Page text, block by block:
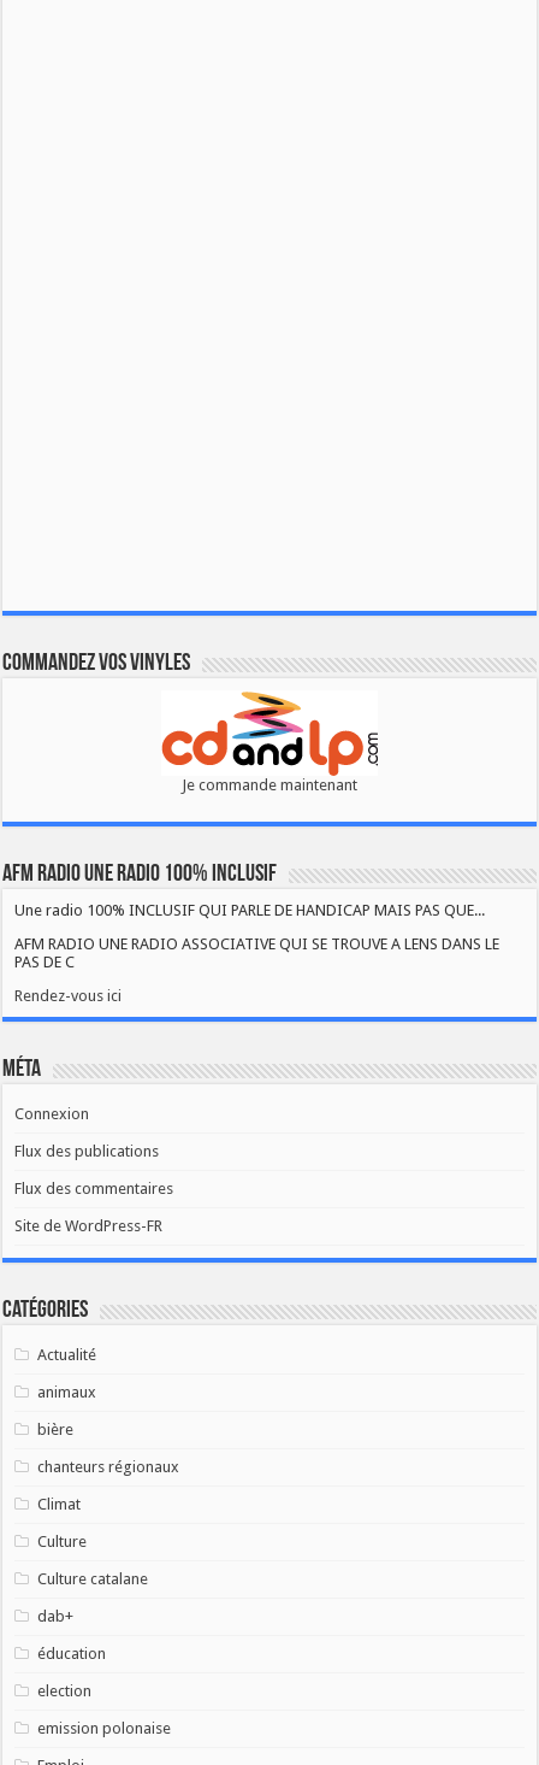
Commandez vos vinyles
Je commande maintenant
AFM RADIO UNE RADIO 100% INCLUSIF
Une radio 100% INCLUSIF QUI PARLE DE HANDICAP MAIS PAS QUE...
AFM RADIO UNE RADIO ASSOCIATIVE QUI SE TROUVE A LENS DANS LE
PAS DE C
Rendez-vous ici
Méta
Connexion
Flux des publications
Flux des commentaires
Site de WordPress-FR
Catégories
Actualité
animaux
bière
chanteurs régionaux
Climat
Culture
Culture catalane
dab+
éducation
election
emission polonaise